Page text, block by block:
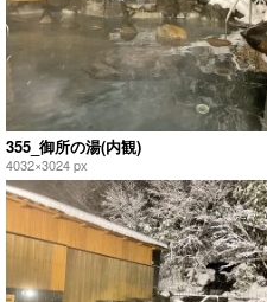
355_御所の湯(内観)
4032×3024 px